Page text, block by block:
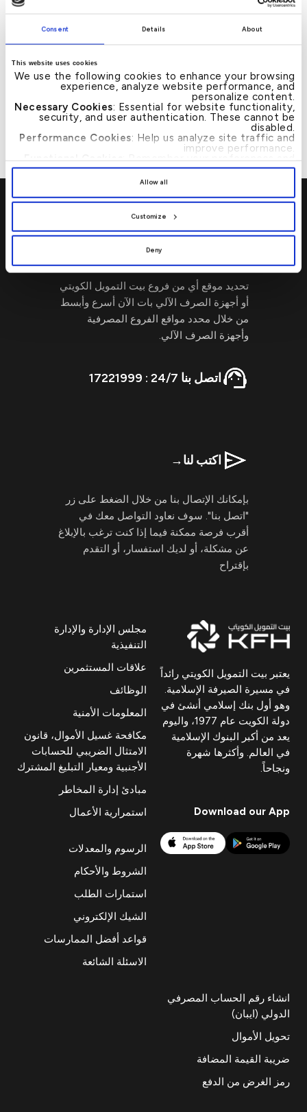
Consent Details About
This website uses cookies
We use the following cookies to enhance your browsing
experience, analyze website performance, and
personalize content.
Necessary Cookies: Essential for website functionality,
security, and user authentication. These cannot be
disabled.
Performance Cookies: Help us analyze site traffic and
improve performance.
Functional Cookies: Remember your preferences and
enhance user experience.
, you provide explicit consent to
preferences by clicking[Customize].
Allow all
Customize
Deny
News
navigation
← بيت التمويل الكويتي –
البحرين يطلق “حساب
الذهب” الأول من نوعه
في المملكة
نجاح مسيرة التحول
وتعزز مكانته كمؤسسة
مالية إسلامية رائدة بيت
التمويل الكويتي –
البحرين يُتوج بستة جوائز
عالمية خلال العام 2025م
تفضل بزيارتنا→
تحديد موقع أي من فروع بيت التمويل الكويتي
أو أجهزة الصرف الآلي بات الآن أسرع وأبسط
من خلال محدد مواقع الفروع المصرفية
وأجهزة الصرف الآلي.
اتصل بنا 24/7 : 17221999
اكتب لنا→
بإمكانك الإتصال بنا من خلال الضغط على زر
"اتصل بنا". سوف نعاود التواصل معك في
أقرب فرصة ممكنة فيما إذا كنت ترغب بالإبلاغ
عن مشكلة، أو لديك استفسار، أو التقدم
بإقتراح
يعتبر بيت التمويل الكويتي رائداً
في مسيرة الصيرفة الإسلامية.
وهو أول بنك إسلامي أنشئ في
دولة الكويت عام 1977، واليوم
يعد من أكبر البنوك الإسلامية
في العالم. وأكثرها شهرة
ونجاحاً.
Download our App
مجلس الإدارة والإدارة
التنفيذية
علاقات المستثمرين
الوظائف
المعلومات الأمنية
مكافحة غسيل الأموال، قانون
الامتثال الضريبي للحسابات
الأجنبية ومعيار التبليغ المشترك
مبادئ إدارة المخاطر
استمرارية الأعمال
الرسوم والمعدلات
الشروط والأحكام
استمارات الطلب
الشيك الإلكتروني
قواعد أفضل الممارسات
الاسئلة الشائعة
انشاء رقم الحساب المصرفي
الدولي (ايبان)
تحويل الأموال
ضريبة القيمة المضافة
رمز الغرض من الدفع